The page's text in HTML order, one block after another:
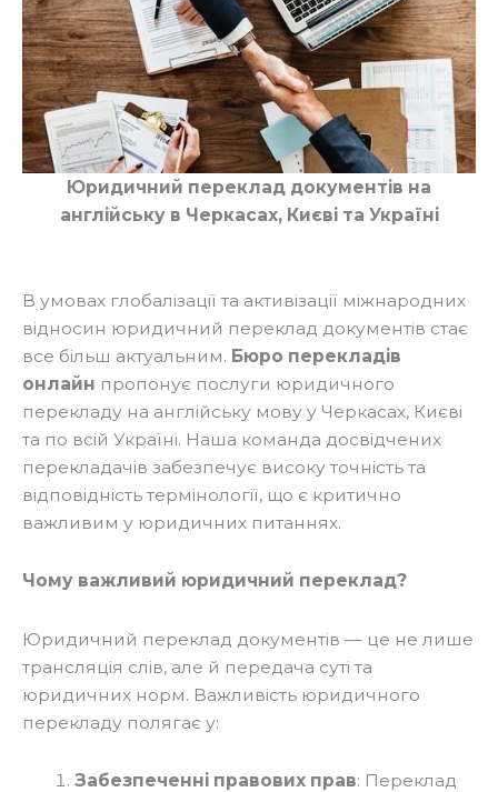
Юридичний переклад документів на
англійську в Черкасах, Києві та Україні
В умовах глобалізації та активізації міжнародних
відносин юридичний переклад документів стає
все більш актуальним. Бюро перекладів
онлайн пропонує послуги юридичного
перекладу на англійську мову у Черкасах, Києві
та по всій Україні. Наша команда досвідчених
перекладачів забезпечує високу точність та
відповідність термінології, що є критично
важливим у юридичних питаннях.
Чому важливий юридичний переклад?
Юридичний переклад документів — це не лише
трансляція слів, але й передача суті та
юридичних норм. Важливість юридичного
перекладу полягає у:
Забезпеченні правових прав: Переклад